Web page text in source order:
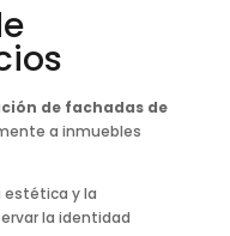
de fachadas de
a inmuebles
estética y la
la identidad